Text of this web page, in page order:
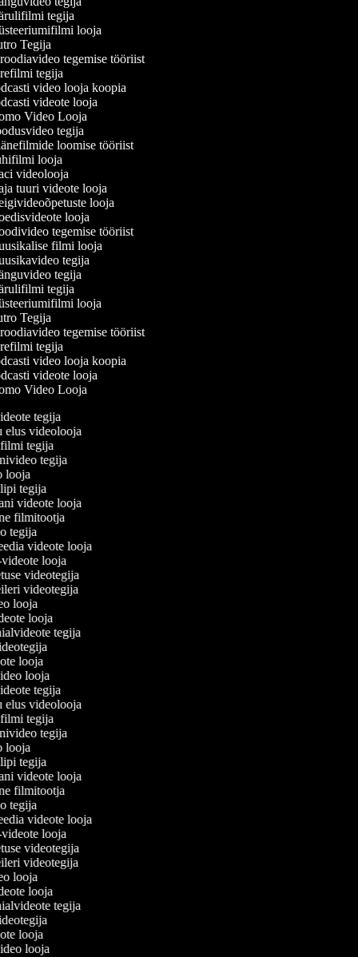
tegija
looja
Tegija
tegemise tööriist
tegija
video looja koopia
videote looja
Video Looja
tegija
loomise tööriist
looja
videolooja
tuuri videote looja
looja
looja
tegemise tööriist
filmi looja
tegija
tegija
tegija
looja
Tegija
tegemise tööriist
tegija
video looja koopia
videote looja
Video Looja
tegija
elus videolooja
filmi tegija
tegija
looja
tegija
videote looja
filmitootja
tegija
videote looja
videote looja
videotegija
videotegija
looja
looja
tegija
looja
looja
tegija
elus videolooja
filmi tegija
tegija
looja
tegija
videote looja
filmitootja
tegija
videote looja
videote looja
videotegija
videotegija
looja
looja
tegija
looja
looja